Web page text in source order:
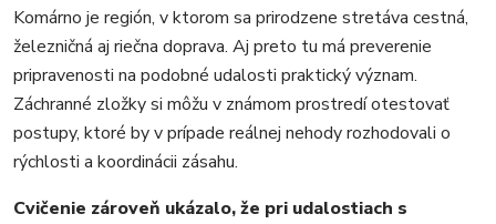
Komárno je región, v ktorom sa prirodzene stretáva cestná,
železničná aj riečna doprava. Aj preto tu má preverenie
pripravenosti na podobné udalosti praktický význam.
Záchranné zložky si môžu v známom prostredí otestovať
postupy, ktoré by v prípade reálnej nehody rozhodovali o
rýchlosti a koordinácii zásahu.
Cvičenie zároveň ukázalo, že pri udalostiach s